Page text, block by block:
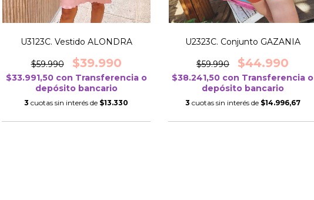
U3123C. Vestido ALONDRA
$59.990 $39.990
$33.991,50 con Transferencia o
depósito bancario
3 cuotas sin interés de $13.330
U2323C. Conjunto GAZANIA
$59.990 $44.990
$38.241,50 con Transferencia o
depósito bancario
3 cuotas sin interés de $14.996,67